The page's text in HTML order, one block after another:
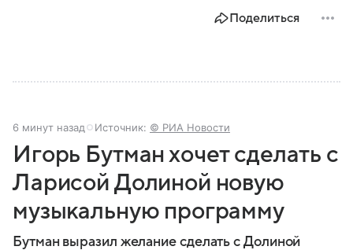
Поделиться
6 минут назад Источник: © РИА Новости
Игорь Бутман хочет сделать с
Ларисой Долиной новую
музыкальную программу
Бутман выразил желание сделать с Долиной